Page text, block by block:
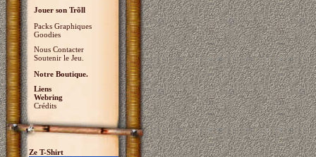
Jouer son Trõll
Packs Graphiques
Goodies
Nous Contacter
Soutenir le Jeu.
Notre Boutique.
Liens
Webring
Crédits
Ze T-Shirt